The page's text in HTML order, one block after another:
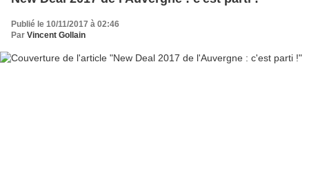
Publié le 10/11/2017 à 02:46
Par Vincent Gollain